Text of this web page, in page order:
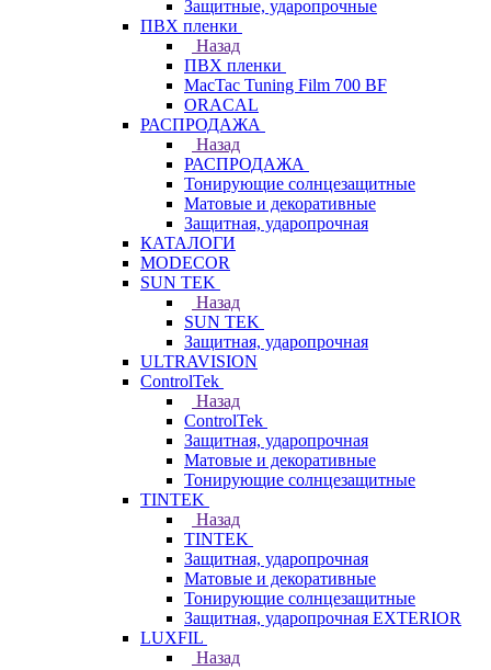
Защитные, ударопрочные
ПВХ пленки
Назад
ПВХ пленки
MacTac Tuning Film 700 BF
ORACAL
РАСПРОДАЖА
Назад
РАСПРОДАЖА
Тонирующие солнцезащитные
Матовые и декоративные
Защитная, ударопрочная
КАТАЛОГИ
MODECOR
SUN TEK
Назад
SUN TEK
Защитная, ударопрочная
ULTRAVISION
ControlTek
Назад
ControlTek
Защитная, ударопрочная
Матовые и декоративные
Тонирующие солнцезащитные
TINTEK
Назад
TINTEK
Защитная, ударопрочная
Матовые и декоративные
Тонирующие солнцезащитные
Защитная, ударопрочная EXTERIOR
LUXFIL
Назад